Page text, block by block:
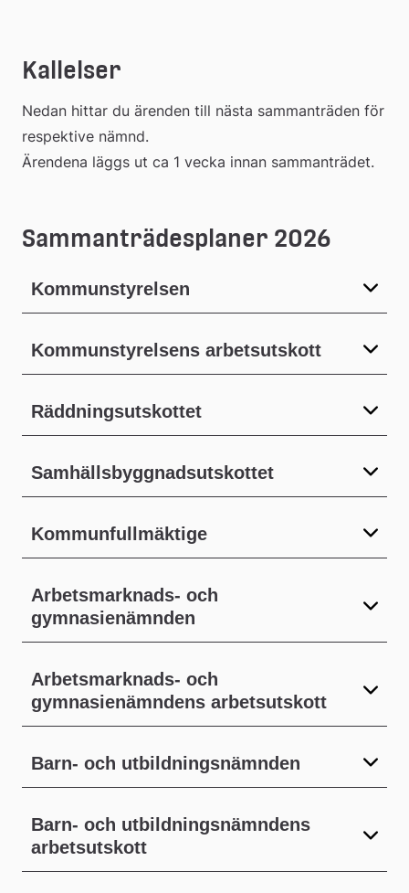
Kallelser
Nedan hittar du ärenden till nästa sammanträden för
respektive nämnd.
Ärendena läggs ut ca 1 vecka innan sammanträdet.
Sammanträdesplaner 2026
Kommunstyrelsen
Kommunstyrelsens arbetsutskott
Räddningsutskottet
Samhällsbyggnadsutskottet
Kommunfullmäktige
Arbetsmarknads- och
gymnasienämnden
Arbetsmarknads- och
gymnasienämndens arbetsutskott
Barn- och utbildningsnämnden
Barn- och utbildningsnämndens
arbetsutskott